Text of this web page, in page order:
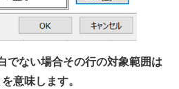
でない場合その行の対象範囲は
意味します。